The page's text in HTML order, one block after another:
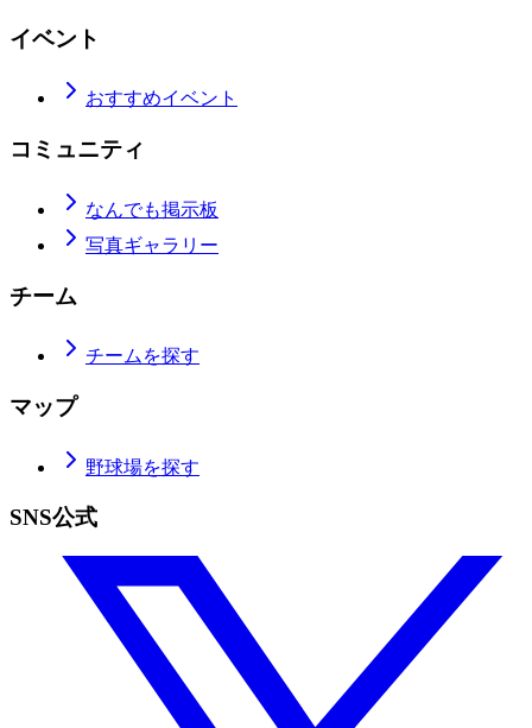
イベント
おすすめイベント
コミュニティ
なんでも掲示板
写真ギャラリー
チーム
チームを探す
マップ
野球場を探す
SNS公式